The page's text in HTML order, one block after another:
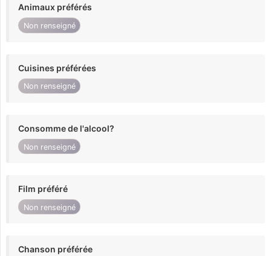
Animaux préférés
Non renseigné
Cuisines préférées
Non renseigné
Consomme de l'alcool?
Non renseigné
Film préféré
Non renseigné
Chanson préférée